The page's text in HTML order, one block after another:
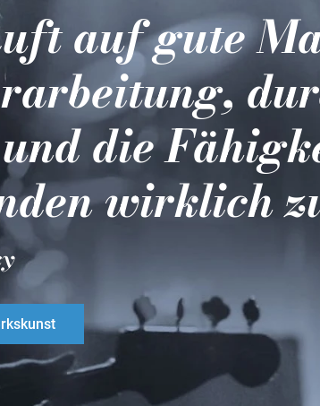
auf gute
die
wirklich